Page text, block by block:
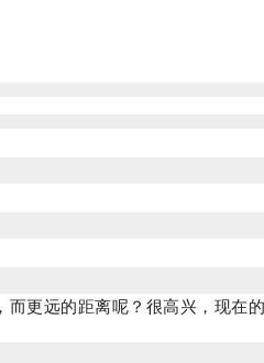
更远的距离呢？很高兴，现在